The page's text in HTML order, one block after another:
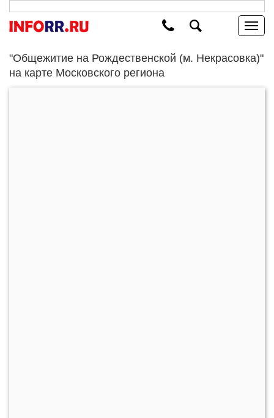
"Общежитие на Рождественской (м. Некрасовка)"
на карте Московского региона